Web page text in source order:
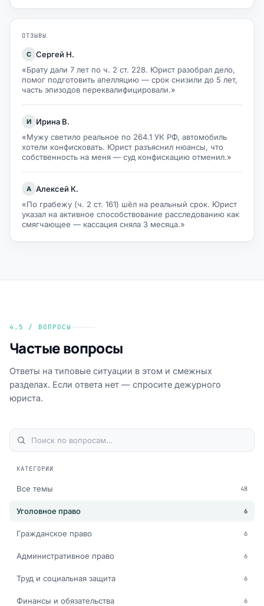
ОТЗЫВЫ
С Сергей Н.
«Брату дали 7 лет по ч. 2 ст. 228. Юрист разобрал дело,
помог подготовить апелляцию — срок снизили до 5 лет,
часть эпизодов переквалифицировали.»
И
Ирина В.
«Мужу светило реальное по 264.1 УК РФ, автомобиль
хотели конфисковать. Юрист разъяснил нюансы, что
собственность на меня — суд конфискацию отменил.»
А Алексей К.
«По грабежу (ч. 2 ст. 161) шёл на реальный срок. Юрист
указал на активное способствование расследованию как
смягчающее — кассация сняла 3 месяца.»
4.5 / ВОПРОСЫ
Частые вопросы
Ответы на типовые ситуации в этом и смежных
разделах. Если ответа нет — спросите дежурного
юриста.
КАТЕГОРИИ
Все темы 48
Уголовное право 6
Гражданское право 6
Административное право 6
Труд и социальная защита 6
Финансы и обязательства 6